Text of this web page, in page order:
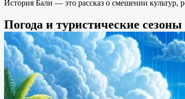
История Бали — это рассказ о смешении культур,
Погода и туристические сезоны